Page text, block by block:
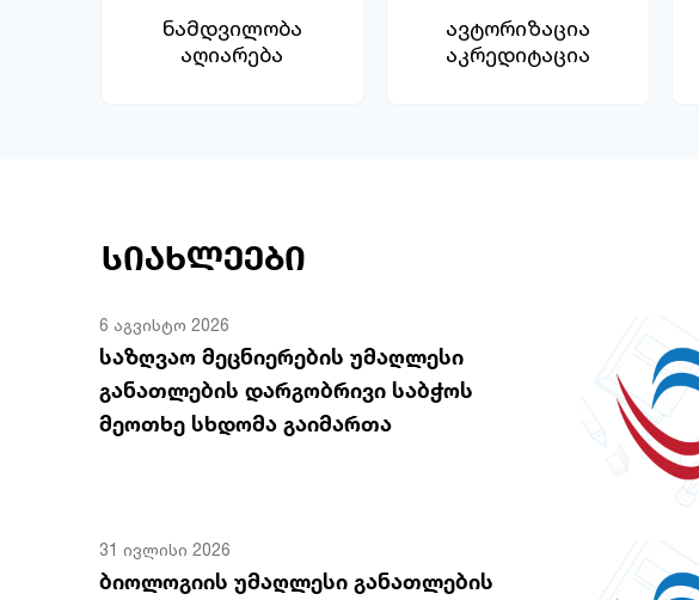
ნამდვილობა
აღიარება
ავტორიზაცია
აკრედიტაცია
სიახლეები
6 აგვისტო 2026
საზღვაო მეცნიერების უმაღლესი
განათლების დარგობრივი საბჭოს
მეოთხე სხდომა გაიმართა
31 ივლისი 2026
ბიოლოგიის უმაღლესი განათლების